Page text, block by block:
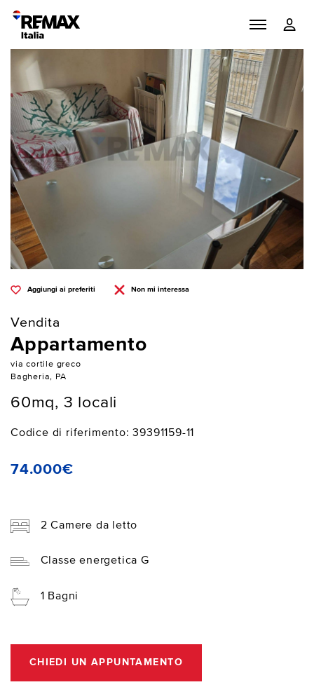
Aggiungi ai preferiti Non mi interessa
Vendita
Appartamento
via cortile greco
Bagheria, PA
60mq, 3 locali
Codice di riferimento: 39391159-11
74.000€
2 Camere da letto
Classe energetica G
1 Bagni
CHIEDI UN APPUNTAMENTO